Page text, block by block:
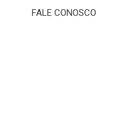
FALE CONOSCO